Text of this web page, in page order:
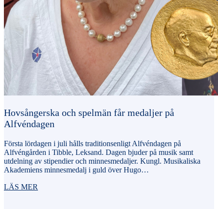
Hovsångerska och spelmän får medaljer på
Alfvéndagen
Första lördagen i juli hålls traditionsenligt Alfvéndagen på
Alfvéngården i Tibble, Leksand. Dagen bjuder på musik samt
utdelning av stipendier och minnesmedaljer. Kungl. Musikaliska
Akademiens minnesmedalj i guld över Hugo…
LÄS MER